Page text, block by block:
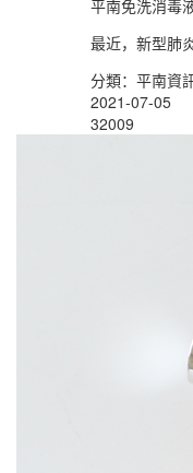
平南免洗消毒
最近，新型肺
分類：平南資
2021-07-05
32009